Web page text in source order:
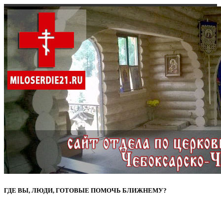
ГДЕ ВЫ, ЛЮДИ, ГОТОВЫЕ ПОМОЧЬ БЛИЖНЕМУ?